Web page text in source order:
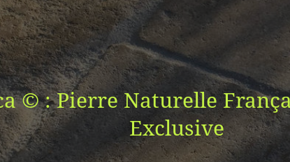
© : Pierre Naturelle
Exclusive